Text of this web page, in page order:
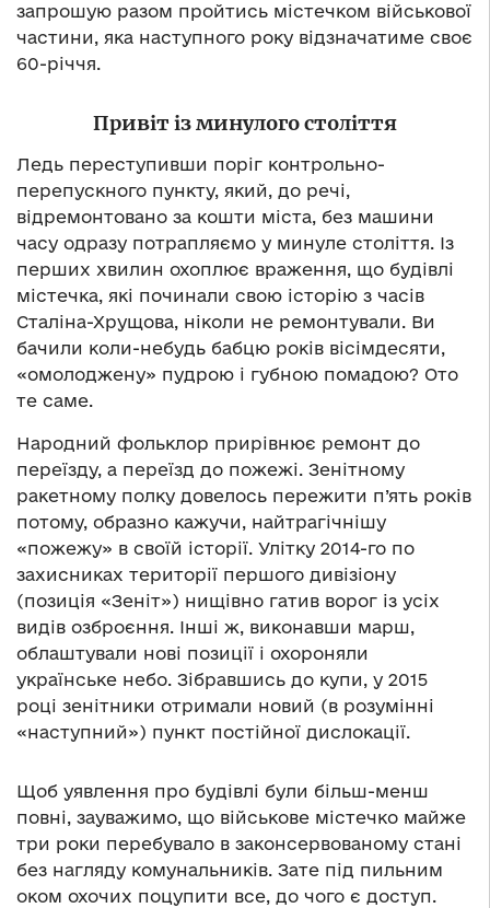
запрошую разом пройтись містечком військової
частини, яка наступного року відзначатиме своє
60-річчя.
Привіт із минулого століття
Ледь переступивши поріг контрольно-
перепускного пункту, який, до речі,
відремонтовано за кошти міста, без машини
часу одразу потрапляємо у минуле століття. Із
перших хвилин охоплює враження, що будівлі
містечка, які починали свою історію з часів
Сталіна-Хрущова, ніколи не ремонтували. Ви
бачили коли-небудь бабцю років вісімдесяти,
«омолоджену» пудрою і губною помадою? Ото
те саме.
Народний фольклор прирівнює ремонт до
переїзду, а переїзд до пожежі. Зенітному
ракетному полку довелось пережити п’ять років
потому, образно кажучи, найтрагічнішу
«пожежу» в своїй історії. Улітку 2014-го по
захисниках території першого дивізіону
(позиція «Зеніт») нищівно гатив ворог із усіх
видів озброєння. Інші ж, виконавши марш,
облаштували нові позиції і охороняли
українське небо. Зібравшись до купи, у 2015
році зенітники отримали новий (в розумінні
«наступний») пункт постійної дислокації.
Щоб уявлення про будівлі були більш-менш
повні, зауважимо, що військове містечко майже
три роки перебувало в законсервованому стані
без нагляду комунальників. Зате під пильним
оком охочих поцупити все, до чого є доступ.